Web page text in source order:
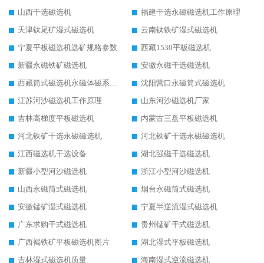
山西干选磁选机
福建干选永磁磁选机工作原理
天津钛尾矿湿式磁选机
云南钛铁矿湿式磁选机
宁夏平板磁选机选矿规格参数
西藏1530平板磁选机
新疆永磁铁矿磁选机
安徽永磁干选磁选机
西藏筒式磁选机永磁体磁系设计
沈阳营口永磁筒式磁选机
江苏河沙磁选机工作原理
山东河沙磁选机厂家
吉林高梯度平板磁选机
内蒙古三盘平板磁选机
河北铁矿干选永磁磁选机
河北铁矿干选永磁磁选机
江西磁选机干选设备
湖北强磁干选磁选机
新疆小型河沙磁选机
浙江小型河沙磁选机
山西永磁筒式磁选机
烟台永磁筒式磁选机
安徽锰矿湿式磁选机
宁夏半逆流湿式磁选机
广东求购干式磁选机
贵州锰矿干式磁选机
广西褐铁矿平板磁选机图片
湖北湿式平板磁选机
吉林湿式磁选机质量
海南湿式逆流磁选机